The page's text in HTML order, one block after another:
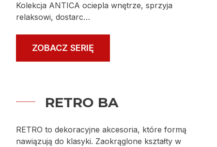
Kolekcja ANTICA ociepla wnętrze, sprzyja
relaksowi, dostarc…
ZOBACZ SERIĘ
RETRO BA
RETRO to dekoracyjne akcesoria, które formą
nawiązują do klasyki. Zaokrąglone kształty w